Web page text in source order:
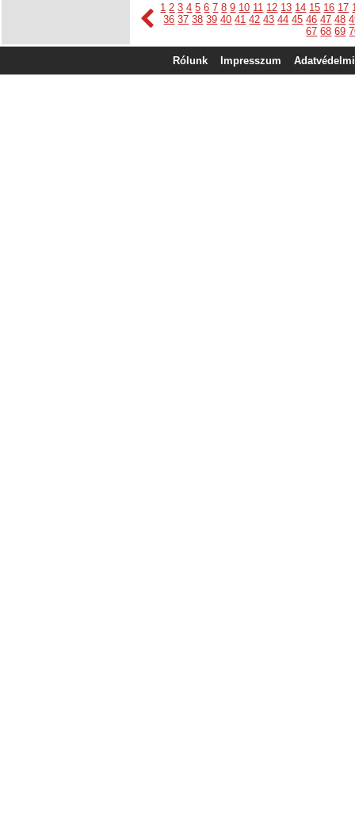
1 2 3 4 5 6 7 8 9 10 11 12 13 14 15 16 17
36 37 38 39 40 41 42 43 44 45 46 47 48
67 68 69
Rólunk Impresszum